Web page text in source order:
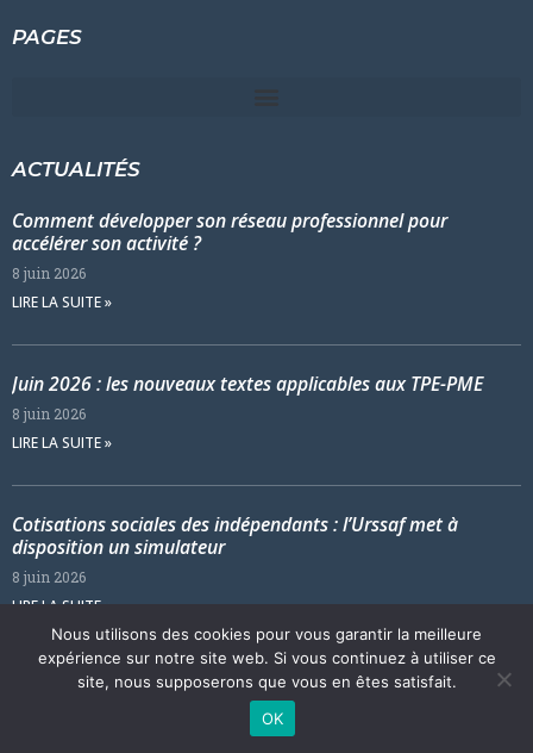
PAGES
ACTUALITÉS
Comment développer son réseau professionnel pour
accélérer son activité ?
8 juin 2026
LIRE LA SUITE »
Juin 2026 : les nouveaux textes applicables aux TPE-PME
8 juin 2026
LIRE LA SUITE »
Cotisations sociales des indépendants : l’Urssaf met à
disposition un simulateur
8 juin 2026
LIRE LA SUITE »
Développé par Essentiel SDM© 2024 – Tous droits réservés.
Nous utilisons des cookies pour vous garantir la meilleure
expérience sur notre site web. Si vous continuez à utiliser ce
site, nous supposerons que vous en êtes satisfait.
OK